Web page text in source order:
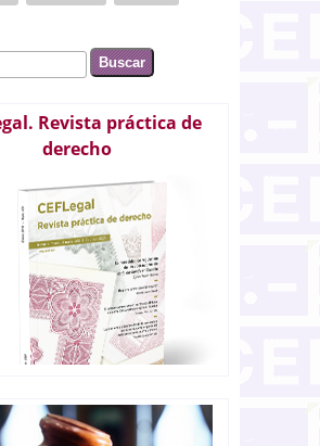
de búsqueda
Revista práctica de
derecho